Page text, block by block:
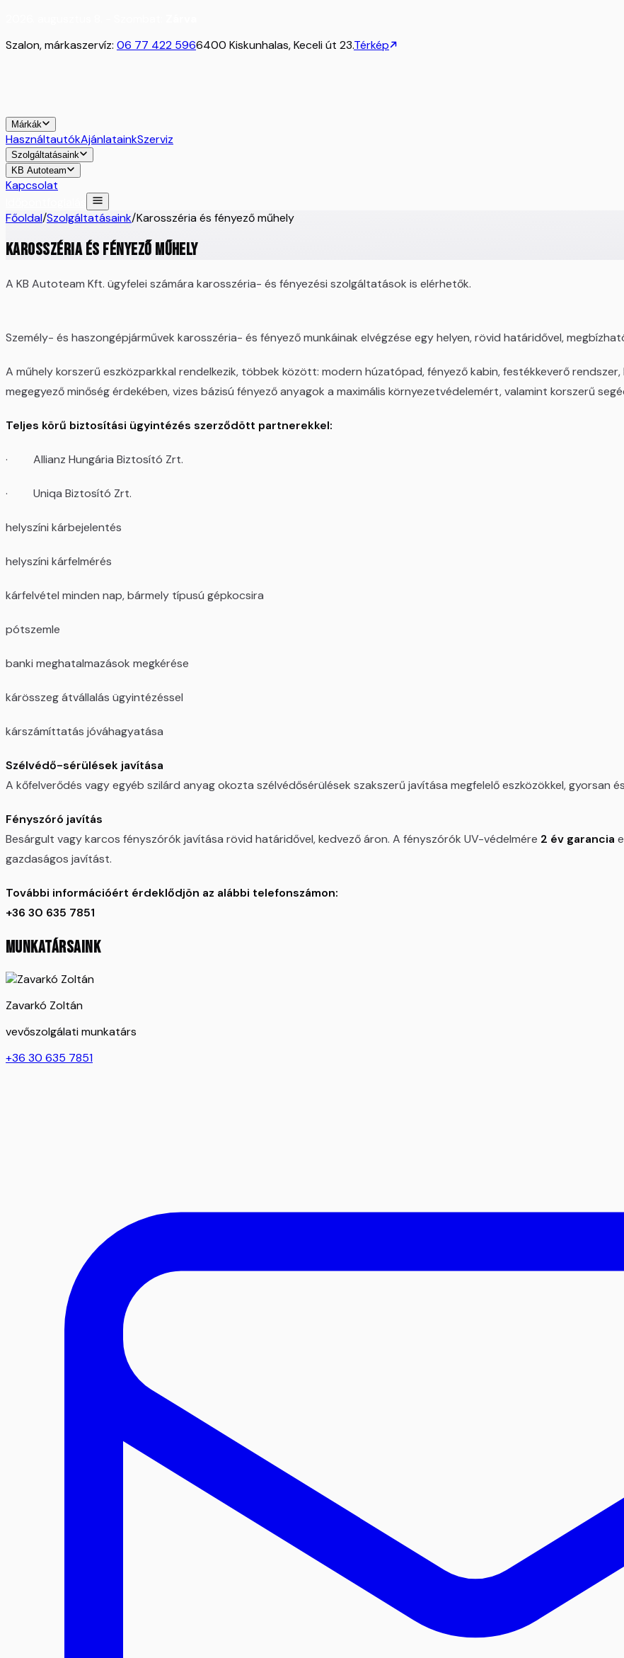
Szalon, márkaszervíz: 06 77 422 5966400 Kiskunhalas, Keceli út 23.Térkép
Márkák
HasználtautókAjánlatainkSzerviz
Szolgáltatásaink
KB Autoteam
Kapcsolat
Főoldal/Szolgáltatásaink/Karosszéria és fényező műhely
Karosszéria és fényező műhely
A KB Autoteam Kft. ügyfelei számára karosszéria- és fényezési szolgáltatások is elérhetők.
Személy- és haszongépjárművek karosszéria- és fényező munkáinak elvégzése egy helyen, rövid határidővel,
A műhely korszerű eszközparkkal rendelkezik, többek között: modern húzatópad, fényező kabin, festékkeverő
megegyező minőség érdekében, vizes bázisú fényező anyagok a maximális környezetvédelemért, valamint korszerű
Teljes körű biztosítási ügyintézés szerződött partnerekkel:
· Allianz Hungária Biztosító Zrt.
· Uniqa Biztosító Zrt.
helyszíni kárbejelentés
helyszíni kárfelmérés
kárfelvétel minden nap, bármely típusú gépkocsira
pótszemle
banki meghatalmazások megkérése
kárösszeg átvállalás ügyintézéssel
kárszámíttatás jóváhagyatása
Szélvédő-sérülések javítása
A kőfelverődés vagy egyéb szilárd anyag okozta szélvédősérülések szakszerű javítása megfelelő eszközökkel, gyorsan
Fényszóró javítás
Besárgult vagy karcos fényszórók javítása rövid határidővel, kedvező áron. A fényszórók UV-védelmére 2 év garancia
gazdaságos javítást.
További információért érdeklődjön az alábbi telefonszámon:
+36 30 635 7851
MUNKATÁRSAINK
Zavarkó Zoltán
vevőszolgálati munkatárs
+36 30 635 7851